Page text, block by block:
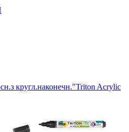
кругл.наконечн."Triton Acrylic